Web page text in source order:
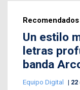
Recomendados
Un estilo
letras
banda
Equipo Digital